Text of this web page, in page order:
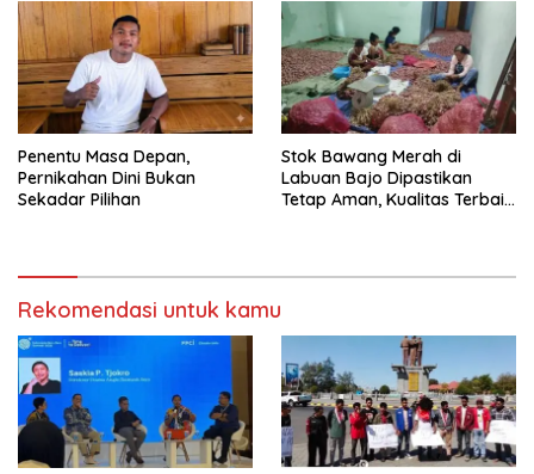
Manggarai Barat Memasuki
Fase Krusial
Penentu Masa Depan,
Pernikahan Dini Bukan
Sekadar Pilihan
Stok Bawang Merah di
Labuan Bajo Dipastikan
Tetap Aman, Kualitas Terbaik
Rekomendasi untuk kamu